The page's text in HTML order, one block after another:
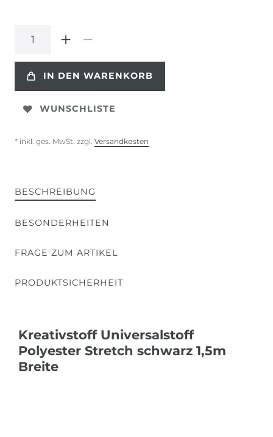
IN DEN WARENKORB
WUNSCHLISTE
* inkl. ges. MwSt. zzgl. Versandkosten
BESCHREIBUNG
BESONDERHEITEN
FRAGE ZUM ARTIKEL
PRODUKTSICHERHEIT
Kreativstoff Universalstoff
Polyester Stretch schwarz 1,5m
Breite